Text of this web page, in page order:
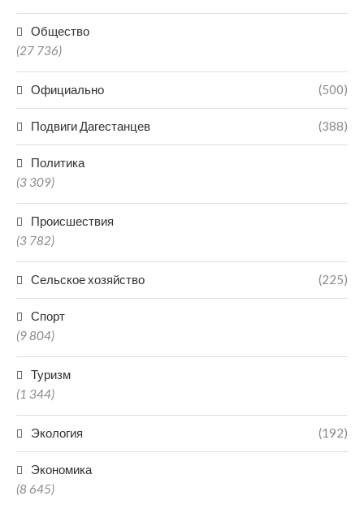
Общество
(27 736)
Официально (500)
Подвиги Дагестанцев (388)
Политика
(3 309)
Происшествия
(3 782)
Сельское хозяйство (225)
Спорт
(9 804)
Туризм
(1 344)
Экология (192)
Экономика
(8 645)